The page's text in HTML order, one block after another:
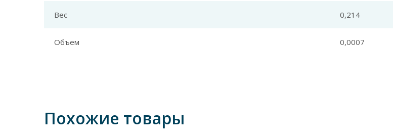
Вес 0,214
Объем 0,0007
Похожие товары